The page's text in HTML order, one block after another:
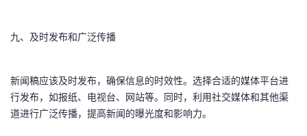
九、及时发布和广泛传播
新闻稿应该及时发布，确保信息的时效性。选择合适的媒体平台进
行发布，如报纸、电视台、网站等。同时，利用社交媒体和其他渠
道进行广泛传播，提高新闻的曝光度和影响力。